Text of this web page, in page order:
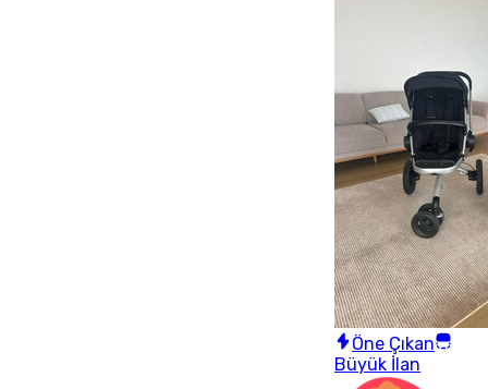
Öne Çıkan
Büyük İlan